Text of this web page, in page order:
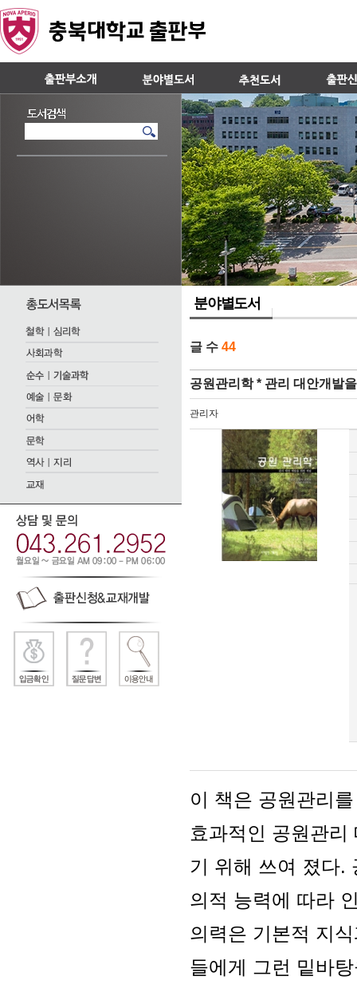
분야별도서
글 수 44
공원관리학 * 관리 대안개발
관리자
이 책은 공원관리
효과적인 공원관리
기 위해 쓰여 졌다.
의적 능력에 따라
의력은 기본적 지
들에게 그런 밑바